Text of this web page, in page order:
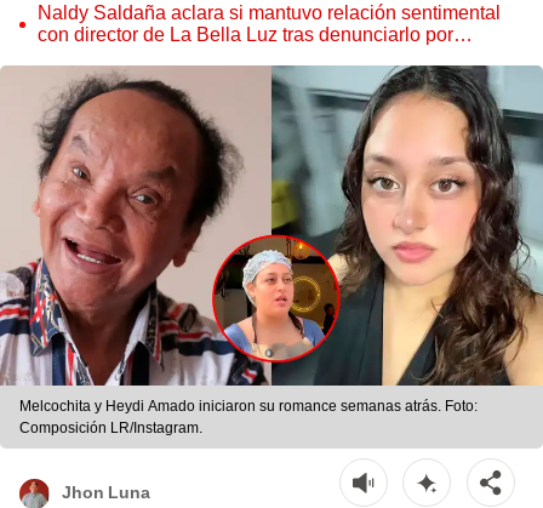
Naldy Saldaña aclara si mantuvo relación sentimental
con director de La Bella Luz tras denunciarlo por
Melcochita y Heydi Amado iniciaron su romance semanas atrás. Foto:
Composición LR/Instagram.
Jhon Luna